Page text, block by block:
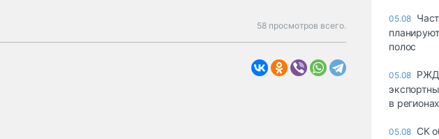
58 просмотров всего.
05.08
полос
05.08 РЖД
в регионах
05.08 СК